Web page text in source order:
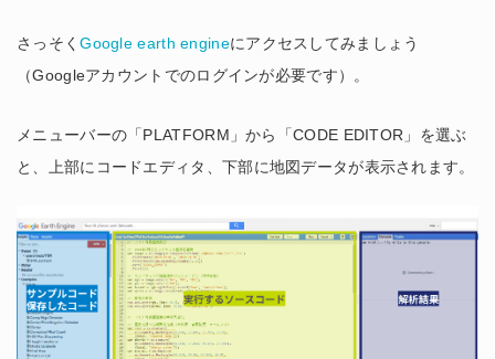
さっそくGoogle earth engineにアクセスしてみましょう
（Googleアカウントでのログインが必要です）。
メニューバーの「PLATFORM」から「CODE EDITOR」を選ぶ
と、上部にコードエディタ、下部に地図データが表示されます。